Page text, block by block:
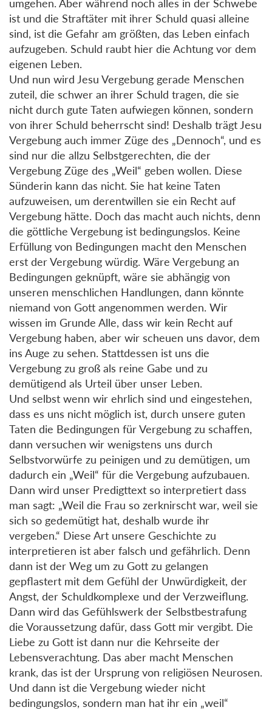
umgehen. Aber während noch alles in der Schwebe
ist und die Straftäter mit ihrer Schuld quasi alleine
sind, ist die Gefahr am größten, das Leben einfach
aufzugeben. Schuld raubt hier die Achtung vor dem
eigenen Leben.
Und nun wird Jesu Vergebung gerade Menschen
zuteil, die schwer an ihrer Schuld tragen, die sie
nicht durch gute Taten aufwiegen können, sondern
von ihrer Schuld beherrscht sind! Deshalb trägt Jesu
Vergebung auch immer Züge des „Dennoch“, und es
sind nur die allzu Selbstgerechten, die der
Vergebung Züge des „Weil“ geben wollen. Diese
Sünderin kann das nicht. Sie hat keine Taten
aufzuweisen, um derentwillen sie ein Recht auf
Vergebung hätte. Doch das macht auch nichts, denn
die göttliche Vergebung ist bedingungslos. Keine
Erfüllung von Bedingungen macht den Menschen
erst der Vergebung würdig. Wäre Vergebung an
Bedingungen geknüpft, wäre sie abhängig von
unseren menschlichen Handlungen, dann könnte
niemand von Gott angenommen werden. Wir
wissen im Grunde Alle, dass wir kein Recht auf
Vergebung haben, aber wir scheuen uns davor, dem
ins Auge zu sehen. Stattdessen ist uns die
Vergebung zu groß als reine Gabe und zu
demütigend als Urteil über unser Leben.
Und selbst wenn wir ehrlich sind und eingestehen,
dass es uns nicht möglich ist, durch unsere guten
Taten die Bedingungen für Vergebung zu schaffen,
dann versuchen wir wenigstens uns durch
Selbstvorwürfe zu peinigen und zu demütigen, um
dadurch ein „Weil“ für die Vergebung aufzubauen.
Dann wird unser Predigttext so interpretiert dass
man sagt: „Weil die Frau so zerknirscht war, weil sie
sich so gedemütigt hat, deshalb wurde ihr
vergeben.“ Diese Art unsere Geschichte zu
interpretieren ist aber falsch und gefährlich. Denn
dann ist der Weg um zu Gott zu gelangen
gepflastert mit dem Gefühl der Unwürdigkeit, der
Angst, der Schuldkomplexe und der Verzweiflung.
Dann wird das Gefühlswerk der Selbstbestrafung
die Voraussetzung dafür, dass Gott mir vergibt. Die
Liebe zu Gott ist dann nur die Kehrseite der
Lebensverachtung. Das aber macht Menschen
krank, das ist der Ursprung von religiösen Neurosen.
Und dann ist die Vergebung wieder nicht
bedingungslos, sondern man hat ihr ein „weil“